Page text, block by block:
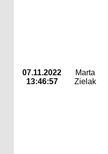
07.11.2022
13:46:57
Marta
Zielak